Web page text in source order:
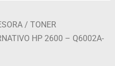
/TONER
HP 2600 – Q6002A-